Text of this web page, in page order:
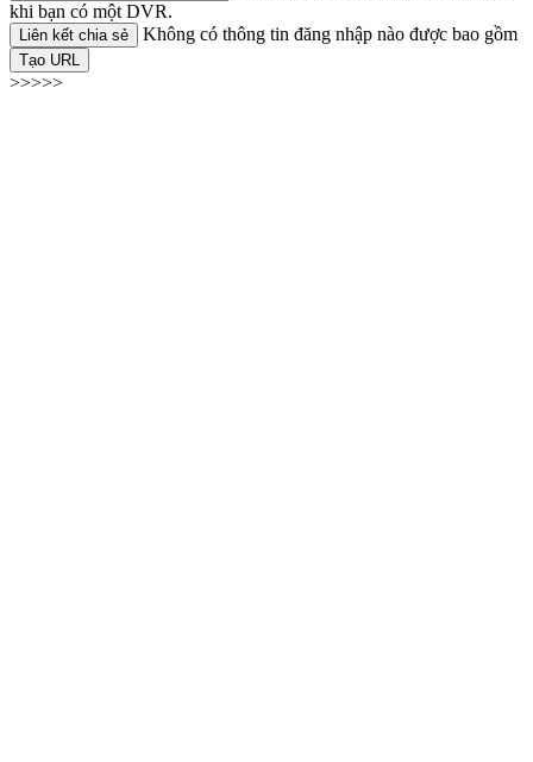
khi bạn có một DVR.
Liên kết chia sẻ Không có thông tin đăng nhập nào được bao gồm
Tạo URL
>>>>>